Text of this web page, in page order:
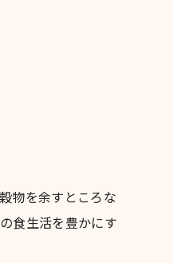
物を余すところな
食生活を豊かにす